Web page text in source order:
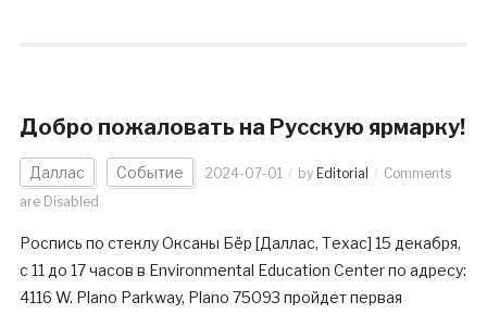
Добро пожаловать на Русскую ярмарку!
Даллас Событие 2024-07-01 by Editorial
Comments
are Disabled
Роспись по стеклу Оксаны Бёр [Даллас, Техас] 15 декабря,
с 11 до 17 часов в Environmental Education Center по адресу:
4116 W. Plano Parkway, Plano 75093 пройдет первая